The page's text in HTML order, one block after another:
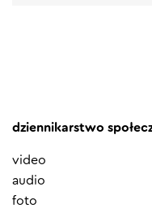
dziennikarstwo
video
audio
foto